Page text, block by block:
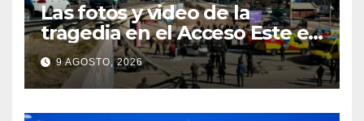
Las fotos y video de la
tragedia en el Acceso Este en
donde murió un padre de
familia
9 AGOSTO, 2026